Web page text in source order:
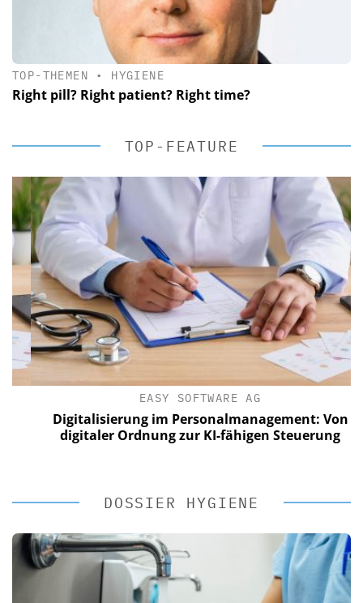
TOP-THEMEN • HYGIENE
Right pill? Right patient? Right time?
TOP-FEATURE
EASY SOFTWARE AG
Digitalisierung im Personalmanagement: Von
digitaler Ordnung zur KI-fähigen Steuerung
DOSSIER HYGIENE